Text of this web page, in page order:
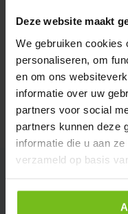
Deze website maakt
We gebruiken cookies
personaliseren, om
en om ons
informatie over uw
partners voor social
partners kunnen deze
informatie die u aan
verzameld op basis
Évaluations
Partager